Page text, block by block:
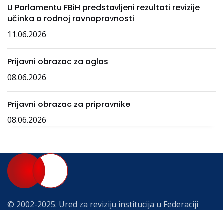
U Parlamentu FBiH predstavljeni rezultati revizije
učinka o rodnoj ravnopravnosti
11.06.2026
Prijavni obrazac za oglas
08.06.2026
Prijavni obrazac za pripravnike
08.06.2026
© 2002-2025. Ured za reviziju institucija u Federaciji